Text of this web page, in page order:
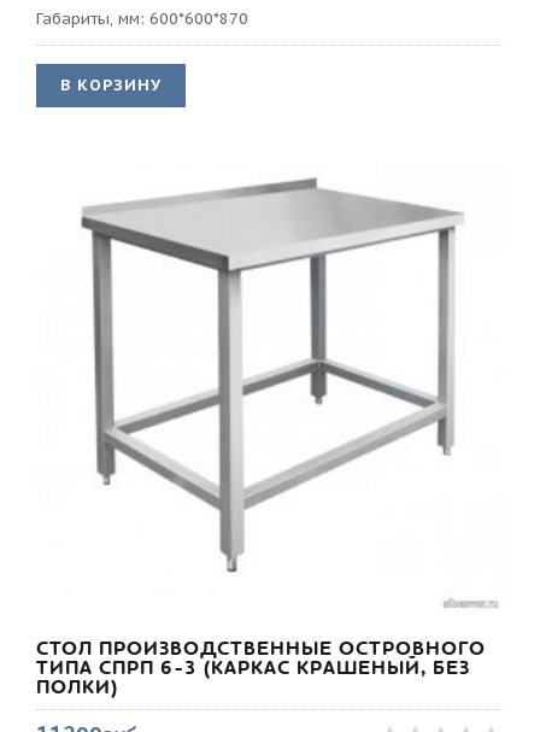
Габариты, мм: 600*600*870
В КОРЗИНУ
СТОЛ ПРОИЗВОДСТВЕННЫЕ ОСТРОВНОГО
ТИПА СПРП 6-3 (КАРКАС КРАШЕНЫЙ, БЕЗ
ПОЛКИ)